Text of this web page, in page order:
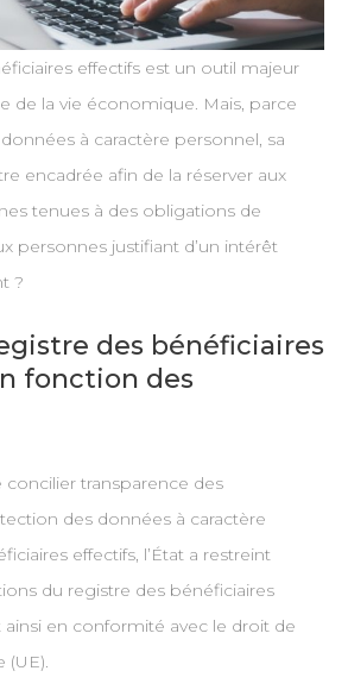
effectifs est un outil majeur
de la vie économique. Mais, parce
à caractère personnel, sa
encadrée afin de la réserver aux
tenues à des obligations de
personnes justifiant d’un intérêt
?
des bénéficiaires
fonction des
concilier transparence des
des données à caractère
effectifs, l’État a restreint
du registre des bénéficiaires
ainsi en conformité avec le droit de
(UE).